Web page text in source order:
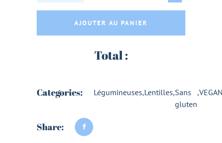
AJOUTER AU PANIER
Total :
Categories: Légumineuses,Lentilles,Sans
gluten
,
Share: